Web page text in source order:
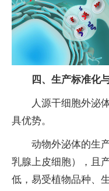
四、 生产标准化
人源干细胞外泌
具优势。
动物外泌体的生
乳腺上皮细胞），且
低，易受植物品种、